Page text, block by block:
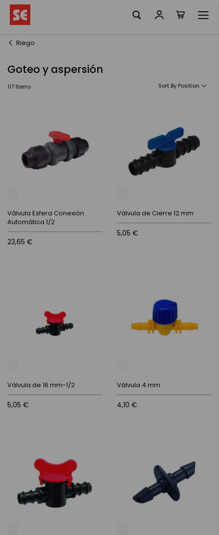
Content
Riego
Goteo y aspersión
117 Items Sort By
Válvula Esfera Conexión
Automática 1/2
23,65 €
Válvula de Cierre 12 mm
5,05 €
Válvula de 16 mm-1/2
5,05 €
Válvula 4 mm
4,10 €